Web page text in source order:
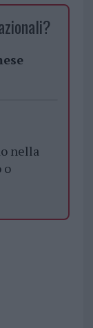
nella
o